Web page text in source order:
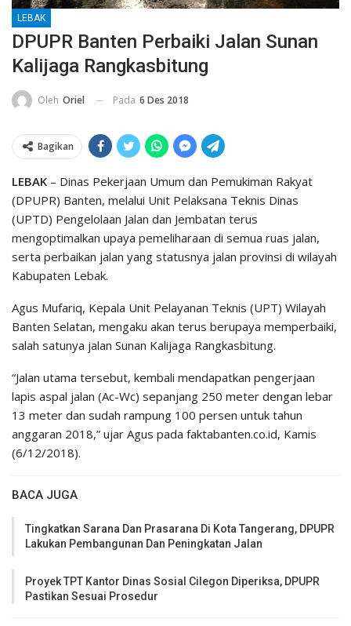
LEBAK
DPUPR Banten Perbaiki Jalan Sunan
Kalijaga Rangkasbitung
Oleh Oriel Pada 6 Des 2018
Bagikan
LEBAK – Dinas Pekerjaan Umum dan Pemukiman Rakyat
(DPUPR) Banten, melalui Unit Pelaksana Teknis Dinas
(UPTD) Pengelolaan Jalan dan Jembatan terus
mengoptimalkan upaya pemeliharaan di semua ruas jalan,
serta perbaikan jalan yang statusnya jalan provinsi di wilayah
Kabupaten Lebak.
Agus Mufariq, Kepala Unit Pelayanan Teknis (UPT) Wilayah
Banten Selatan, mengaku akan terus berupaya memperbaiki,
salah satunya jalan Sunan Kalijaga Rangkasbitung.
“Jalan utama tersebut, kembali mendapatkan pengerjaan
lapis aspal jalan (Ac-Wc) sepanjang 250 meter dengan lebar
13 meter dan sudah rampung 100 persen untuk tahun
anggaran 2018,” ujar Agus pada faktabanten.co.id, Kamis
(6/12/2018).
BACA JUGA
Tingkatkan Sarana Dan Prasarana Di Kota Tangerang, DPUPR
Lakukan Pembangunan Dan Peningkatan Jalan
Proyek TPT Kantor Dinas Sosial Cilegon Diperiksa, DPUPR
Pastikan Sesuai Prosedur